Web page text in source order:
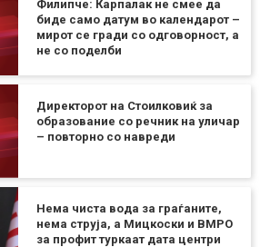
Филипче: Карпалак не смее да
биде само датум во календарот –
мирот се гради со одговорност, а
не со поделби
Директорот на Стоилковиќ за
образование со речник на уличар
– повторно со навреди
Нема чиста вода за граѓаните,
нема струја, а Мицкоски и ВМРО
за профит туркаат дата центри